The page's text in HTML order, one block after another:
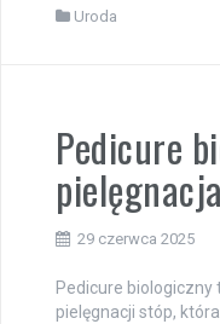
Uroda
Pedicure
29 czerwca 2025
Pedicure
pielęgnacji stóp,